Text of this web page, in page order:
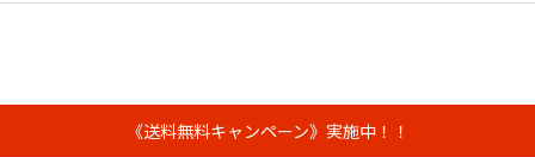
《送料無料キャンペーン》実施中！！